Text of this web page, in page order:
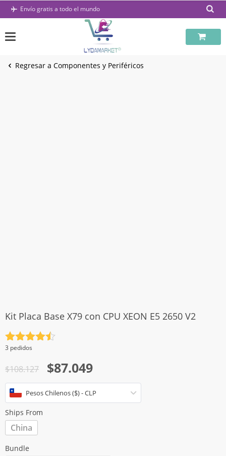
Saltar
Envío gratis a todo el mundo
Regresar a Componentes y Periféricos
Kit Placa Base X79 con CPU XEON E5 2650 V2
Valorado
con
de 5
3 pedidos
$108.127
El
precio
original
era:
$108.127.
$87.049
El
precio
actual
es:
$87.049.
Pesos Chilenos ($) - CLP
Ships From
China
Bundle